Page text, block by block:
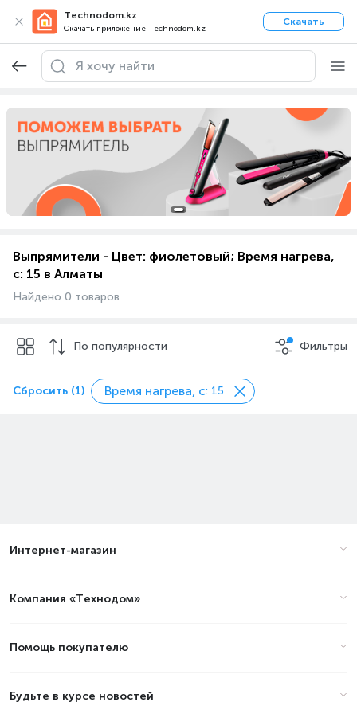
Technodom.kz
Скачать приложение Technodom.kz
Скачать
Выпрямители - Цвет: фиолетовый; Время нагрева,
с: 15 в Алматы
Найдено 0 товаров
По популярности Фильтры
Сбросить (1) Время нагрева, с: 15
Интернет-магазин
Компания «Технодом»
Помощь покупателю
Будьте в курсе новостей